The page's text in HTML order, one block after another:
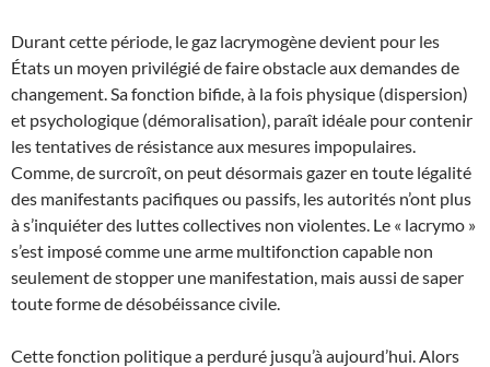
Durant cette période, le gaz lacrymogène devient pour les
États un moyen privilégié de faire obstacle aux demandes de
changement. Sa fonction bifide, à la fois physique (dispersion)
et psychologique (démoralisation), paraît idéale pour contenir
les tentatives de résistance aux mesures impopulaires.
Comme, de surcroît, on peut désormais gazer en toute légalité
des manifestants pacifiques ou passifs, les autorités n’ont plus
à s’inquiéter des luttes collectives non violentes. Le « lacrymo »
s’est imposé comme une arme multifonction capable non
seulement de stopper une manifestation, mais aussi de saper
toute forme de désobéissance civile.
Cette fonction politique a perduré jusqu’à aujourd’hui. Alors